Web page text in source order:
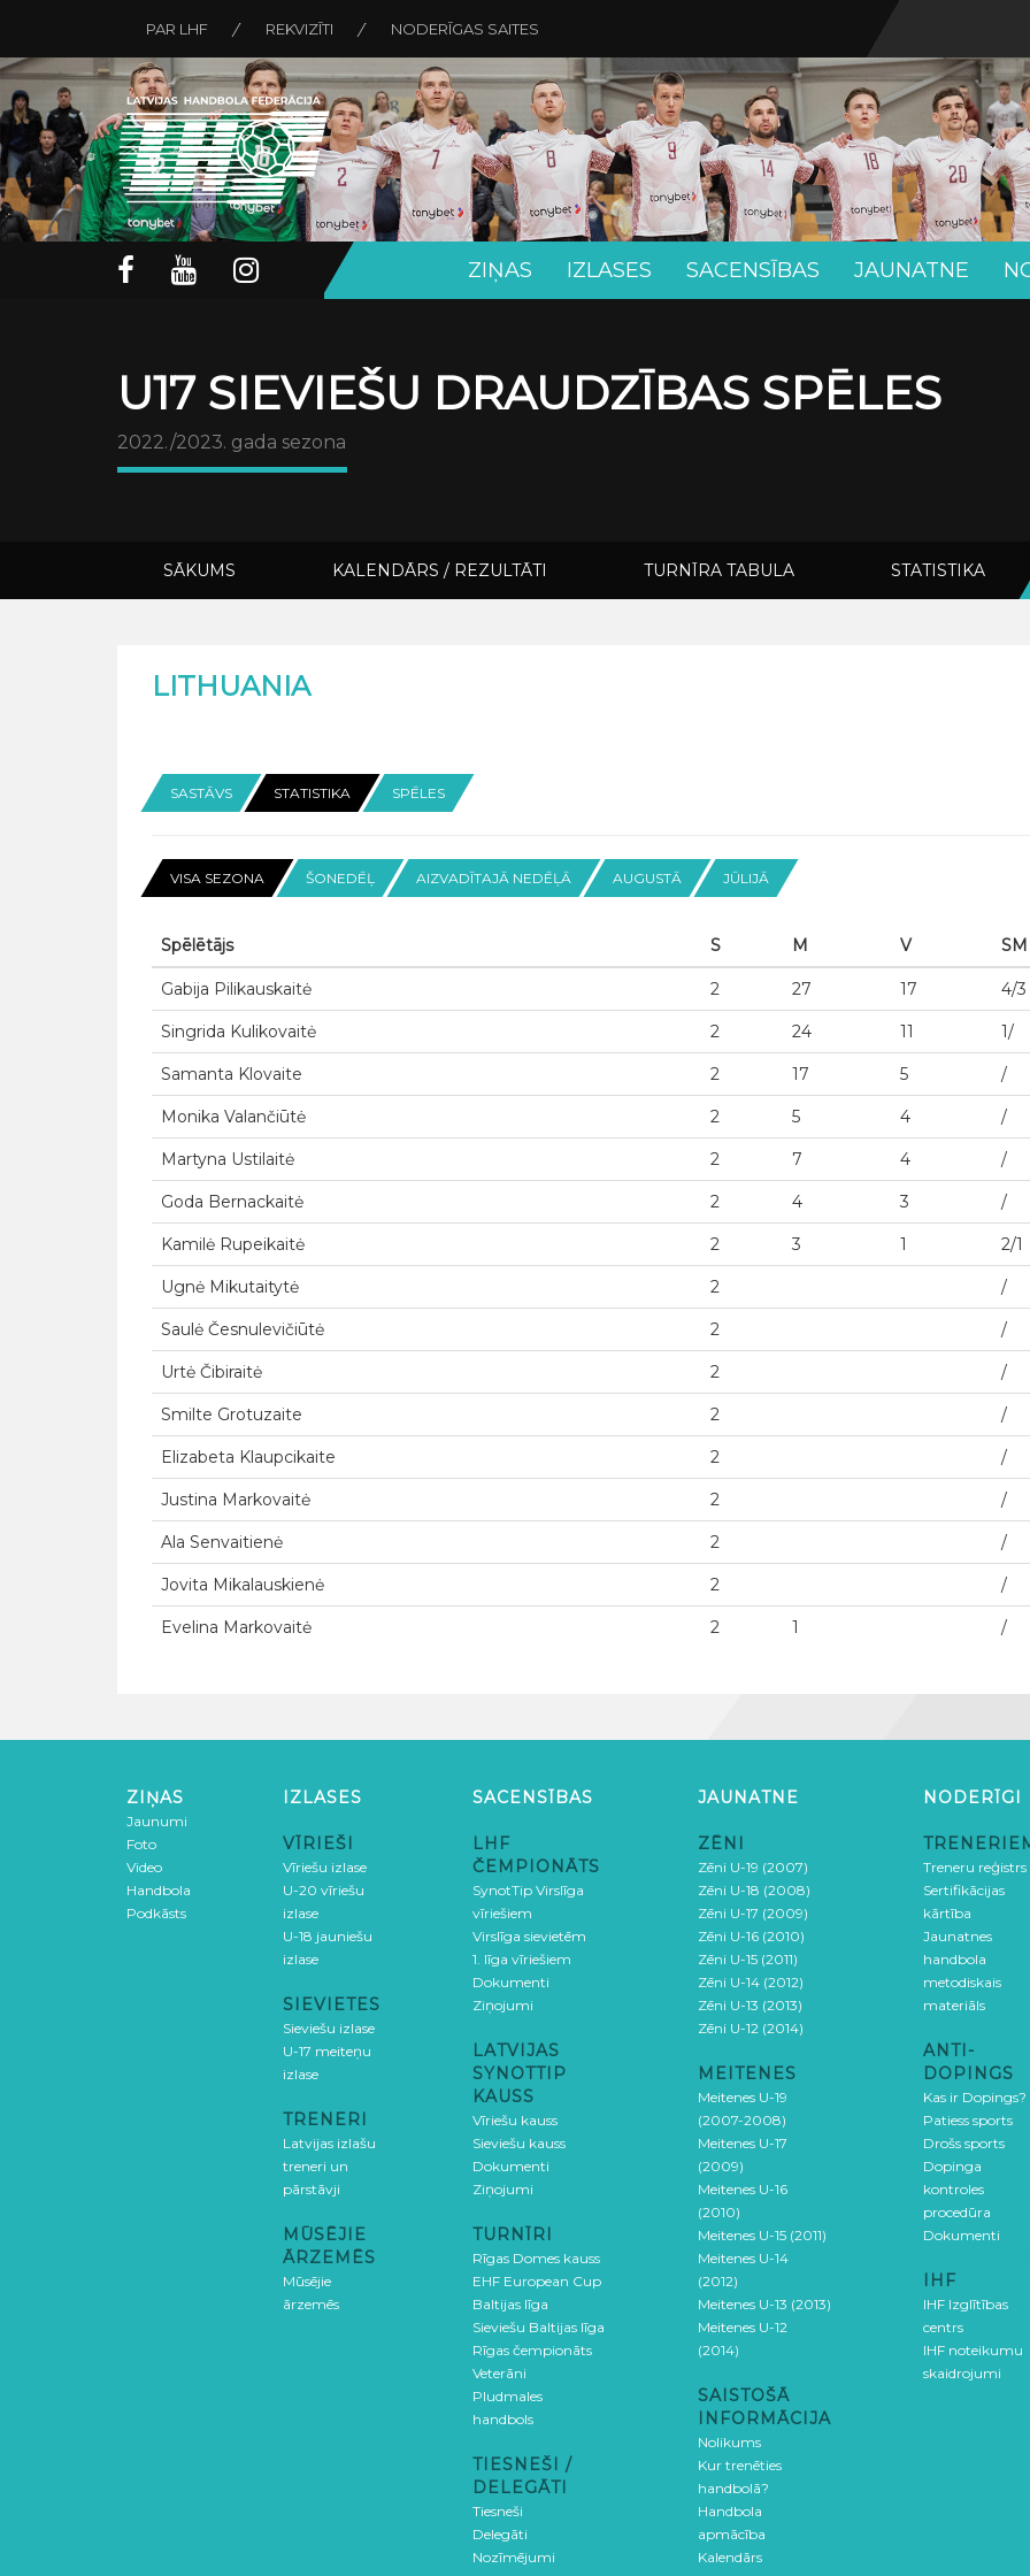
PAR LHF REKVIZĪTI NODERĪGAS SAITES
ZIŅAS IZLASES SACENSĪBAS JAUNATNE
U17 SIEVIEŠU DRAUDZĪBAS SPĒLES
2022./2023. gada sezona
SĀKUMS KALENDĀRS / REZULTĀTI TURNĪRA TABULA STATISTIKA
LITHUANIA
SASTĀVS STATISTIKA SPĒLES
VISA SEZONA ŠONEDĒĻ AIZVADĪTAJĀ NEDĒĻĀ AUGUSTĀ JŪLIJĀ
Spēlētājs S M V SM
Gabija Pilikauskaitė 2 27 17 4/3
Singrida Kulikovaitė 2 24 11 1/
Samanta Klovaite 2 17 5 /
Monika Valančiūtė 2 5 4 /
Martyna Ustilaitė 2 7 4 /
Goda Bernackaitė 2 4 3 /
Kamilė Rupeikaitė 2 3 1 2/1
Ugnė Mikutaitytė 2 /
Saulė Česnulevičiūtė 2 /
Urtė Čibiraitė 2 /
Smilte Grotuzaite 2 /
Elizabeta Klaupcikaite 2 /
Justina Markovaitė 2 /
Ala Senvaitienė 2 /
Jovita Mikalauskienė 2 /
Evelina Markovaitė 2 1 /
ZIŅAS
Jaunumi
Foto
Video
Handbola
Podkāsts
IZLASES
VĪRIEŠI
Vīriešu izlase
U-20 vīriešu
izlase
U-18 jauniešu
izlase
SIEVIETES
Sieviešu izlase
U-17 meiteņu
izlase
TRENERI
Latvijas izlašu
treneri un
pārstāvji
MŪSĒJIE
ĀRZEMĒS
Mūsējie
ārzemēs
SACENSĪBAS
LHF
ČEMPIONĀTS
SynotTip Virslīga
vīriešiem
Virslīga sievietēm
1. līga vīriešiem
Dokumenti
Ziņojumi
LATVIJAS
SYNOTTIP
KAUSS
Vīriešu kauss
Sieviešu kauss
Dokumenti
Ziņojumi
TURNĪRI
Rīgas Domes kauss
EHF European Cup
Baltijas līga
Sieviešu Baltijas līga
Rīgas čempionāts
Veterāni
Pludmales
handbols
TIESNEŠI /
DELEGĀTI
Tiesneši
Delegāti
Nozīmējumi
JAUNATNE
ZĒNI
Zēni U-19 (2007)
Zēni U-18 (2008)
Zēni U-17 (2009)
Zēni U-16 (2010)
Zēni U-15 (2011)
Zēni U-14 (2012)
Zēni U-13 (2013)
Zēni U-12 (2014)
MEITENES
Meitenes U-19
(2007-2008)
Meitenes U-17
(2009)
Meitenes U-16
(2010)
Meitenes U-15 (2011)
Meitenes U-14
(2012)
Meitenes U-13 (2013)
Meitenes U-12
(2014)
SAISTOŠĀ
INFORMĀCIJA
Nolikums
Kur trenēties
handbolā?
Handbola
apmācība
Kalendārs
NODERĪGI
Treneru reģistrs
Sertifikācijas
kārtība
Jaunatnes
handbola
metodiskais
materiāls
ANTI-
DOPINGS
Kas ir Dopings?
Patiess sports
Drošs sports
Dopinga
kontroles
procedūra
Dokumenti
IHF
IHF Izglītības
centrs
IHF noteikumu
skaidrojumi